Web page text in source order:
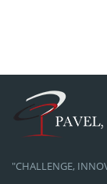
"CHALLENGE,